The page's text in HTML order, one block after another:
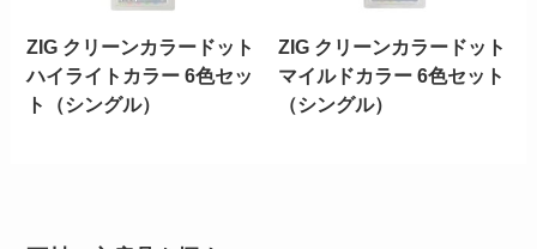
ZIG クリーンカラードット
ハイライトカラー 6色セッ
ト（シングル）
ZIG クリーンカラードット
マイルドカラー 6色セット
（シングル）